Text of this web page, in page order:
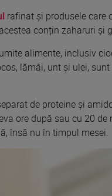
rafinat și produsele care
conțin zaharuri și
alimente, inclusiv
, lămâi, unt și ulei, sunt
de proteine și
ore după sau cu 20 de
, însă nu în timpul mesei.